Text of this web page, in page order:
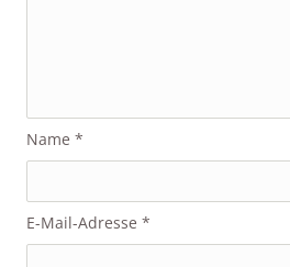
Name*
E-Mail-Adresse*